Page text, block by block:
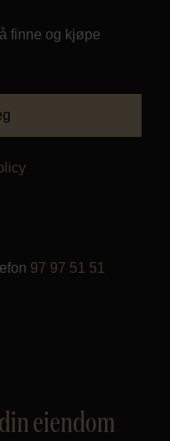
finne og kjøpe
97 97 51 51
eiendom